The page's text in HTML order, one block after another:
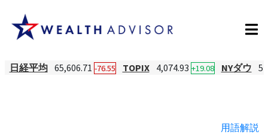
日経平均 65,606.71 -76.55 TOPIX 4,074.93 +19.08 NYダウ
用語解説